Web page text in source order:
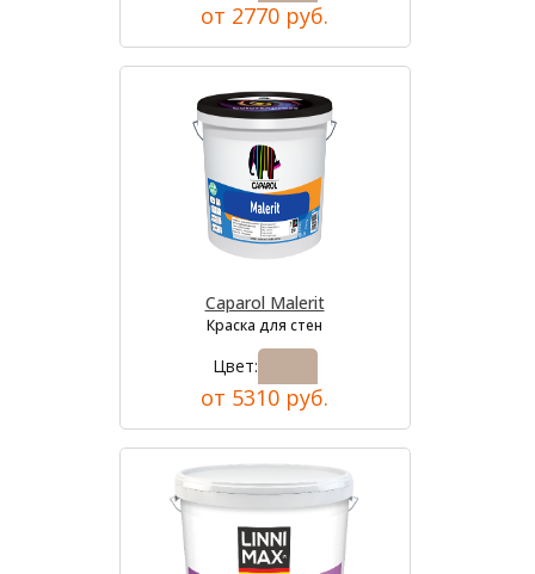
от 2770 руб.
Caparol Malerit
Краска для стен
Цвет:
от 5310 руб.